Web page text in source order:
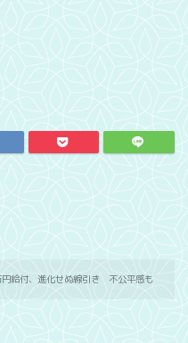
円給付、進化せぬ線引き 不公平感も